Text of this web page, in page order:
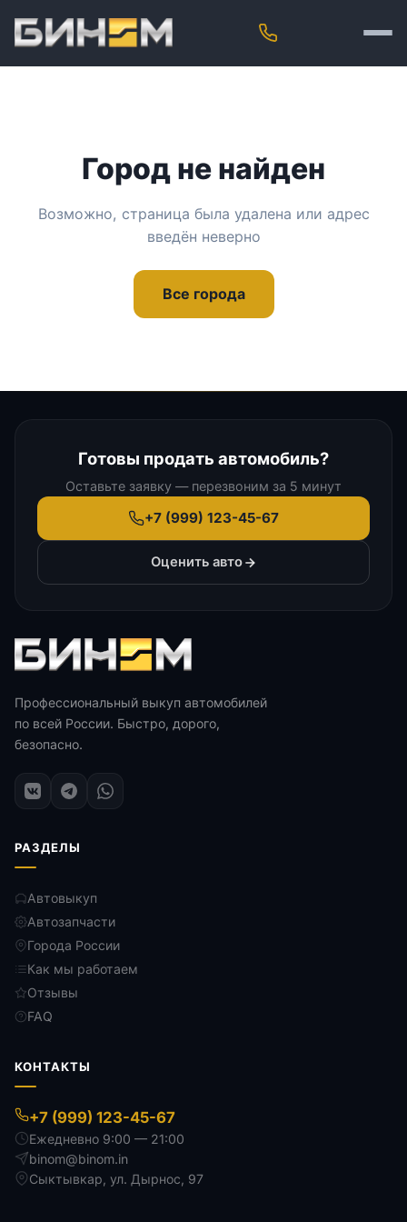
Город не найден
Возможно, страница была удалена или адрес
введён неверно
Все города
Готовы продать автомобиль?
Оставьте заявку — перезвоним за 5 минут
+7 (999) 123-45-67
Оценить авто
Профессиональный выкуп автомобилей
по всей России. Быстро, дорого,
безопасно.
РАЗДЕЛЫ
Автовыкуп
Автозапчасти
Города России
Как мы работаем
Отзывы
FAQ
КОНТАКТЫ
+7 (999) 123-45-67
Ежедневно 9:00 — 21:00
binom@binom.in
Сыктывкар, ул. Дырнос, 97